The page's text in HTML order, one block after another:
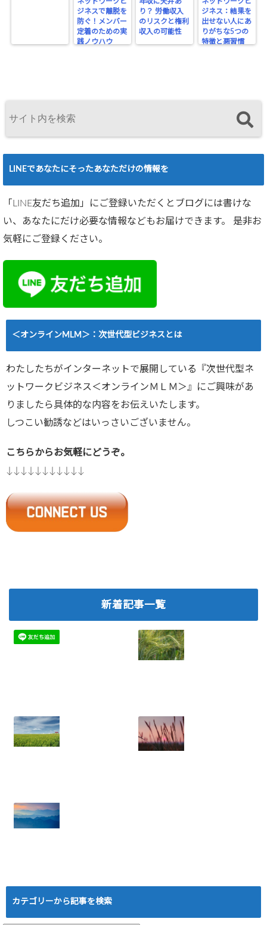
ジネスで離脱を
防ぐ！メンバー
定着のための実
践ノウハウ
り？ 労働収入
のリスクと権利
収入の可能性
ジネス：結果を
出せない人にあ
りがちな5つの
特徴と悪習慣
LINEであなたにそったあなただけの情報を
「LINE友だち追加」にご登録いただくとブログには書けな
い、あなたにだけ必要な情報などもお届けできます。 是非お
気軽にご登録ください。
＜オンラインMLM＞：次世代型ビジネスとは
わたしたちがインターネットで展開している『次世代型ネ
ットワークビジネス＜オンラインＭＬＭ＞』にご興味があ
りましたら具体的な内容をお伝えいたします。
しつこい勧誘などはいっさいございません。
こちらからお気軽にどうぞ。
↓↓↓↓↓↓↓↓↓↓↓
新着記事一覧
ぐ！メンバー定着
のための実践ノウ
ハウ
と権利収入の可能
性
2025.07.21
トワークビジネス
成功の本当の道の
り
カテゴリーから記事を検索